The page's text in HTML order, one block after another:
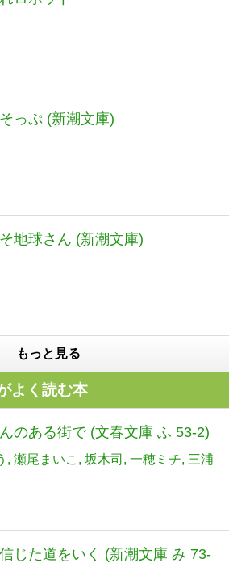
っぷ (新潮文庫)
地球さん (新潮文庫)
もっと見る
よく読む本
のある街で (文春文庫 ふ 53-2)
瀬尾まいこ 坂木司 一穂ミチ 三浦
じた道をいく (新潮文庫 み 73-